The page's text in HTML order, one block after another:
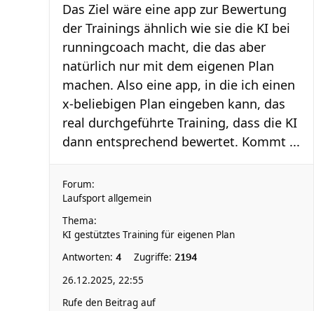
Das Ziel wäre eine app zur Bewertung
der Trainings ähnlich wie sie die KI bei
runningcoach macht, die das aber
natürlich nur mit dem eigenen Plan
machen. Also eine app, in die ich einen
x-beliebigen Plan eingeben kann, das
real durchgeführte Training, dass die KI
dann entsprechend bewertet. Kommt ...
Forum:
Laufsport allgemein
Thema:
KI gestütztes Training für eigenen Plan
Antworten: 4 Zugriffe: 2194
26.12.2025, 22:55
Rufe den Beitrag auf